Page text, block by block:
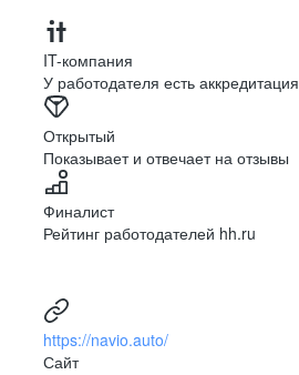
IT-компания
У работодателя есть аккредитация
Открытый
Показывает и отвечает на отзывы
Финалист
Рейтинг работодателей hh.ru
https://navio.auto/
Сайт